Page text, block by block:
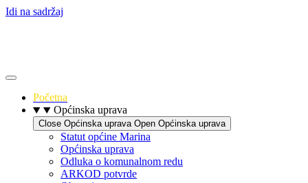
Idi na sadržaj
Početna
Općinska uprava
Close Općinska uprava Open Općinska uprava
Statut općine Marina
Općinska uprava
Odluka o komunalnom redu
ARKOD potvrde